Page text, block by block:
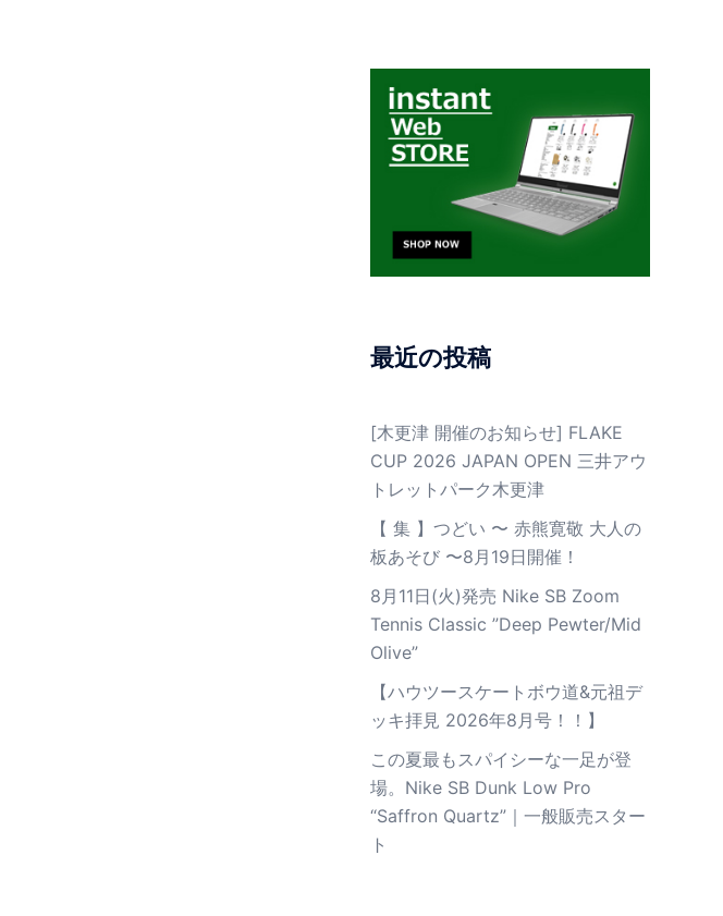
最近の投稿
[木更津 開催のお知らせ] FLAKE
CUP 2026 JAPAN OPEN 三井アウ
トレットパーク木更津
【 集 】つどい 〜 赤熊寛敬 大人の
板あそび 〜8月19日開催！
8月11日(火)発売 Nike SB Zoom
Tennis Classic ”Deep Pewter/Mid
Olive”
【ハウツースケートボウ道&元祖デ
ッキ拝見 2026年8月号！！】
この夏最もスパイシーな一足が登
場。Nike SB Dunk Low Pro
“Saffron Quartz”｜一般販売スター
ト